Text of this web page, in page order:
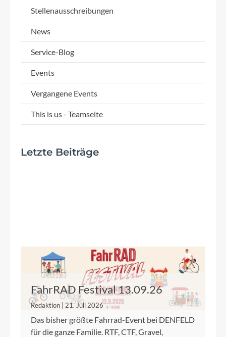
Stellenausschreibungen
News
Service-Blog
Events
Vergangene Events
This is us - Teamseite
Letzte Beiträge
FahrRAD Festival 13.09.26
Redaktion | 21. Juli 2026
Das bisher größte Fahrrad-Event bei DENFELD
für die ganze Familie. RTF, CTF, Gravel,